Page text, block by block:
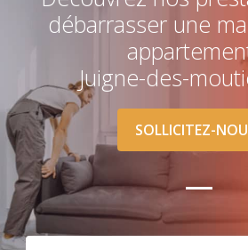
débarrasser une
Juigne-des-
SOLLICITEZ-